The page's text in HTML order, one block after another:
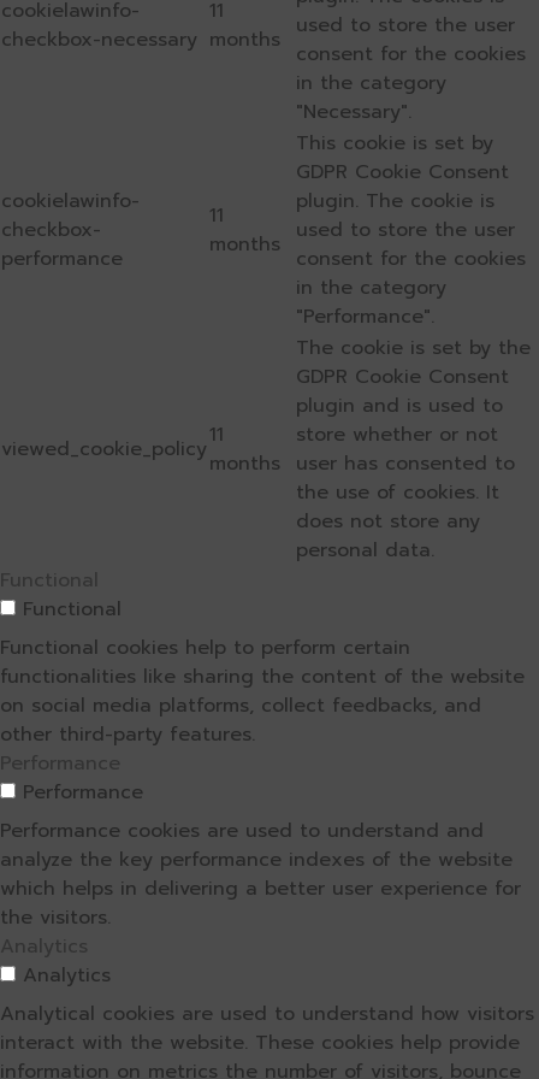
cookielawinfo-
checkbox-necessary
11
months
used to store the user
consent for the cookies
in the category
"Necessary".
cookielawinfo-
checkbox-
performance
11
months
This cookie is set by
GDPR Cookie Consent
plugin. The cookie is
used to store the user
consent for the cookies
in the category
"Performance".
viewed_cookie_policy11
months
The cookie is set by the
GDPR Cookie Consent
plugin and is used to
store whether or not
user has consented to
the use of cookies. It
does not store any
personal data.
Functional
Functional
Functional cookies help to perform certain
functionalities like sharing the content of the website
on social media platforms, collect feedbacks, and
other third-party features.
Performance
Performance
Performance cookies are used to understand and
analyze the key performance indexes of the website
which helps in delivering a better user experience for
the visitors.
Analytics
Analytics
Analytical cookies are used to understand how visitors
interact with the website. These cookies help provide
information on metrics the number of visitors, bounce